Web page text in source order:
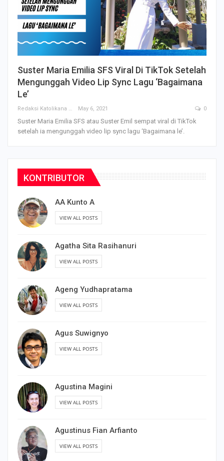
Suster Maria Emilia SFS Viral Di TikTok Setelah
Mengunggah Video Lip Sync Lagu ‘Bagaimana
Le’
Redaksi Katolikana May 6, 2021 0
Suster Maria Emilia SFS atau Suster Emil sempat viral di TikTok
setelah ia mengunggah video lip sync lagu ‘Bagaimana le’.
KONTRIBUTOR
AA Kunto A
VIEW ALL POSTS
Agatha Sita Rasihanuri
VIEW ALL POSTS
Ageng Yudhapratama
VIEW ALL POSTS
Agus Suwignyo
VIEW ALL POSTS
Agustina Magini
VIEW ALL POSTS
Agustinus Fian Arfianto
VIEW ALL POSTS